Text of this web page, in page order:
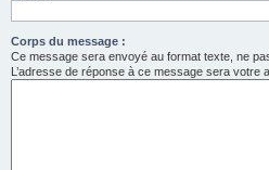
Corps du message :
Ce message sera envoyé au format texte, ne
L’adresse de réponse à ce message sera votre